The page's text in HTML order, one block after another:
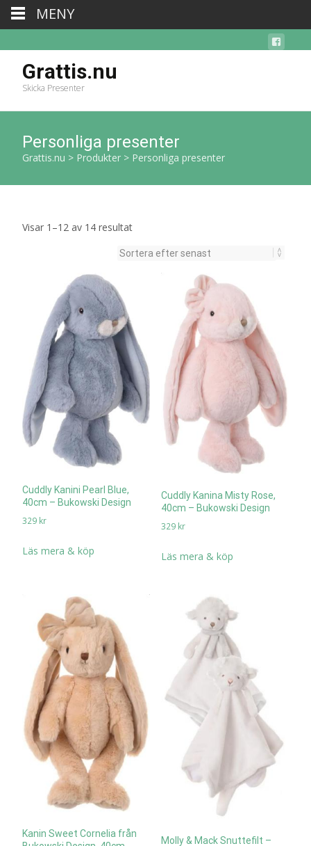
Grattis.nu
Skicka Presenter
Personliga presenter
Grattis.nu > Produkter > Personliga presenter
Visar 1–12 av 14 resultatSortera
senaste
Cuddly Kanini Pearl Blue,
40cm – Bukowski Design
329 kr
Läs mera & köp
Cuddly Kanina Misty Rose,
40cm – Bukowski Design
329 kr
Läs mera & köp
Kanin Sweet Cornelia från
Molly & Mack Snuttefilt –
MENY